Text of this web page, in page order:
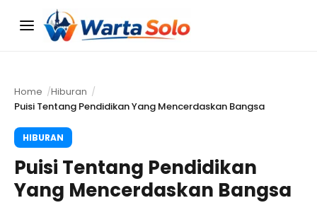
Menu
Home
Hiburan
Puisi Tentang Pendidikan Yang Mencerdaskan Bangsa
HIBURAN
Puisi Tentang Pendidikan
Yang Mencerdaskan Bangsa